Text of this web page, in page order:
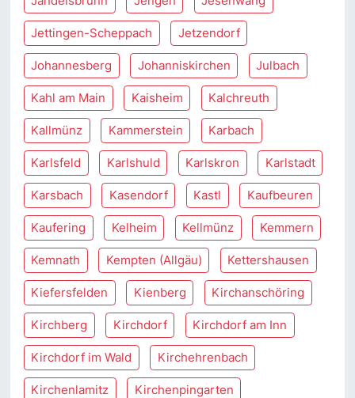
Jettingen-Scheppach Jetzendorf
Johannesberg Johanniskirchen Julbach
Kahl am Main Kaisheim Kalchreuth
Kallmünz Kammerstein Karbach
Karlsfeld Karlshuld Karlskron Karlstadt
Karsbach Kasendorf Kastl Kaufbeuren
Kaufering Kelheim Kellmünz Kemmern
Kemnath Kempten (Allgäu) Kettershausen
Kiefersfelden Kienberg Kirchanschöring
Kirchberg Kirchdorf Kirchdorf am Inn
Kirchdorf im Wald Kirchehrenbach
Kirchenlamitz Kirchenpingarten